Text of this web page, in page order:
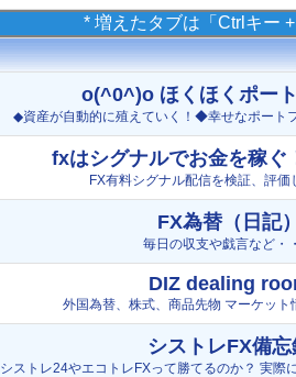
* 増えたタブは「Ctrlキー
o(^0^)o ほくほくポー
◆資産が自動的に殖えていく！◆幸せなポート
fxはシグナルでお金を稼ぐ
FX有料シグナル配信を検証、評価
FX為替（日記
毎日の収支や戯言など・
DIZ dealing
外国為替、株式、商品先物 マーケット
シストレFX備忘
シストレ24やエコトレFXって勝てるのか？ 実際